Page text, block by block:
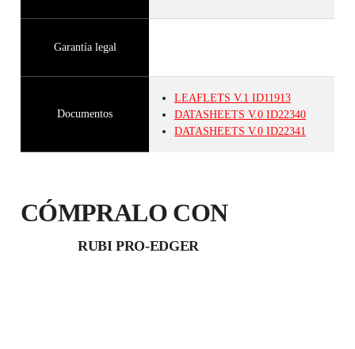
Garantía legal
Documentos
LEAFLETS V.1 ID11913
DATASHEETS V.0 ID22340
DATASHEETS V.0 ID22341
CÓMPRALO CON
RUBI PRO-EDGER